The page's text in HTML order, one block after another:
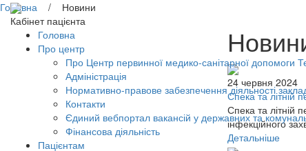
Кабінет пацієнта
Головна
Про центр
Про Центр первинної медико-санітарної допомоги
Адміністрація
Нормативно-правове забезпечення діяльності
Контакти
Єдиний вебпортал вакансій у державних та
Фінансова діяльність
Пацієнтам
Головна / Новини
24 червня 2024
Спека та літній
Спека та літній
інфекційного
Детальніше